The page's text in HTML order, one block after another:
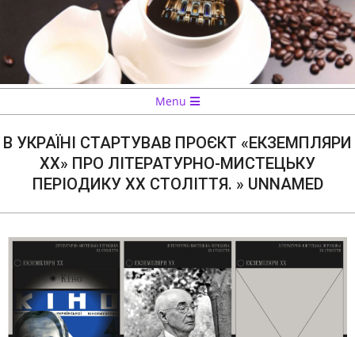
Menu
Menu
В УКРАЇНІ СТАРТУВАВ ПРОЄКТ «ЕКЗЕМПЛЯРИ
ХХ» ПРО ЛІТЕРАТУРНО-МИСТЕЦЬКУ
ПЕРІОДИКУ ХХ СТОЛІТТЯ. » UNNAMED